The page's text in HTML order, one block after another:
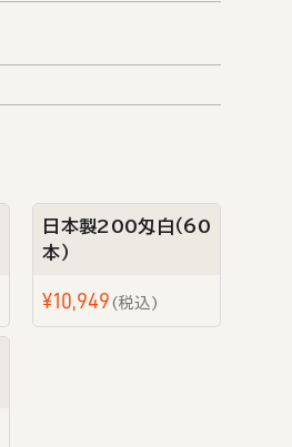
日本製200匁白（60
本）
¥10,949 税込